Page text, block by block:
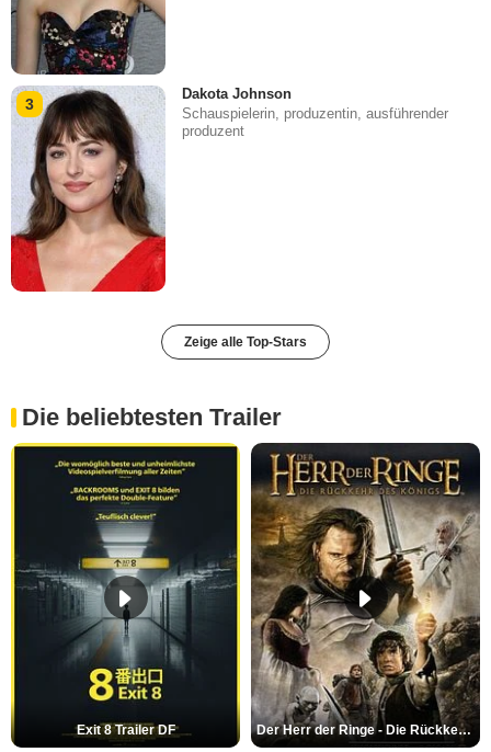
3
Dakota Johnson
Schauspielerin, produzentin, ausführender
produzent
Zeige alle Top-Stars
Die beliebtesten Trailer
Exit 8 Trailer DF Der Herr der Ringe - Die Rückkehr des Königs Trailer OV